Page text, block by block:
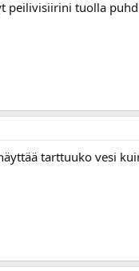
peilivisiirini tuolla
tarttuuko vesi